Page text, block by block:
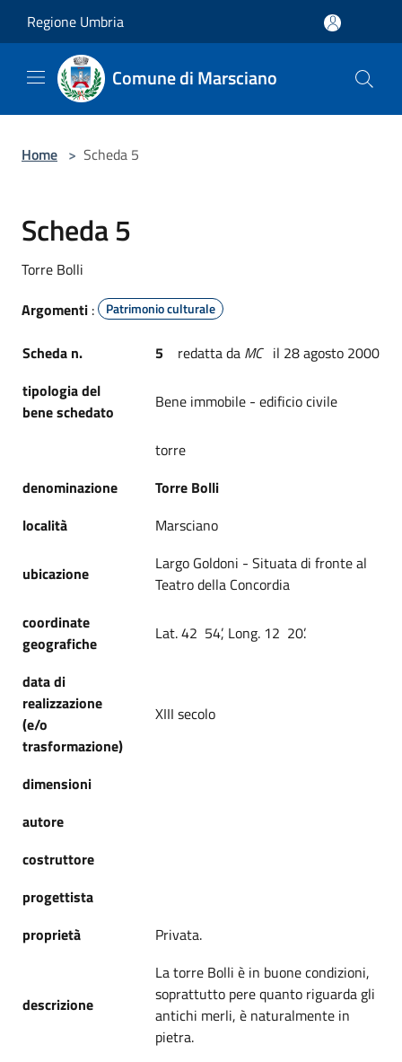
Regione Umbria
Comune di Marsciano
Home > Scheda 5
Scheda 5
Torre Bolli
Argomenti : Patrimonio culturale
Scheda n. 5 redatta da MC il 28 agosto 2000
tipologia del
bene schedato
Bene immobile - edificio civile
torre
denominazione
Torre Bolli
località
Marsciano
ubicazione
Largo Goldoni - Situata di fronte al
Teatro della Concordia
coordinate
geografiche
Lat. 42 54’, Long. 12 20’.
data di
realizzazione
(e/o
trasformazione)
XIII secolo
dimensioni
autore
costruttore
progettista
proprietà
Privata.
descrizione
La torre Bolli è in buone condizioni,
soprattutto pere quanto riguarda gli
antichi merli, è naturalmente in
pietra.